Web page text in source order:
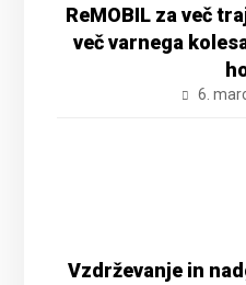
ReMOBIL za več
več varnega
6.
Vzdrževanje in